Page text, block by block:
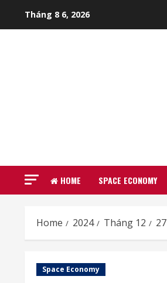
Tháng 8 6, 2026
HOME SPACE ECONOMY
Home 2024 Tháng 12 27
Space Economy